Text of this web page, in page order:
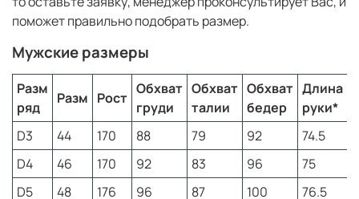
подобрать оптимальную посадку по фигуре. Такой
спортивный костюм СССР обеспечивает свободу
движений и комфорт как во время активного отдыха,
так и в повседневной жизни.
Для пошива используется трёхниточный футер с
начёсом плотностью повышенной комфортности. В
состав ткани входит 65% хлопка и 35% полиэстера.
Материал хорошо сохраняет тепло, отличается
высокой износостойкостью, пропускает воздух и
приятен к телу. Благодаря сочетанию натуральных и
синтетических волокон костюм долго сохраняет
поможет правильно подобрать размер.
Мужские размеры
Разм
ряд
Разм Рост
Обхват
груди
Обхват
талии
Обхват
бедер
Длина
руки*
D3
44 170 88 79 92 74.5
D4
46 170 92 83 96 75
D5
48 176 96 87 100 76.5